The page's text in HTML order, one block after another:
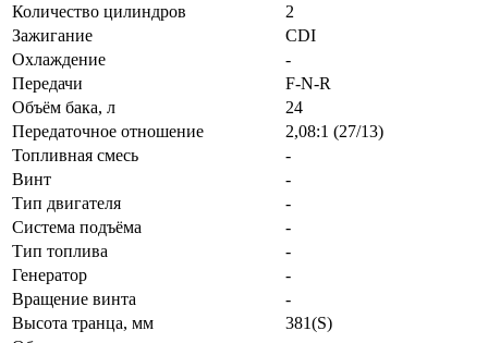
Количество цилиндров
2
Зажигание
CDI
Охлаждение
-
Передачи
F-N-R
Объём бака, л
24
Передаточное отношение
2,08:1 (27/13)
Топливная смесь
-
Винт
-
Тип двигателя
-
Система подъёма
-
Тип топлива
-
Генератор
-
Вращение винта
-
Высота транца, мм
381(S)